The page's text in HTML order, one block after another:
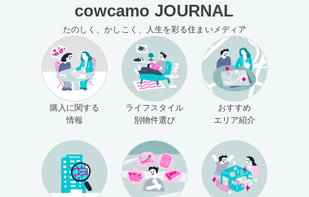
cowcamo JOURNAL
たのしく、かしこく、人生を彩る住まいメディア
購入に関する
情報
ライフスタイル
別物件選び
おすすめ
エリア紹介